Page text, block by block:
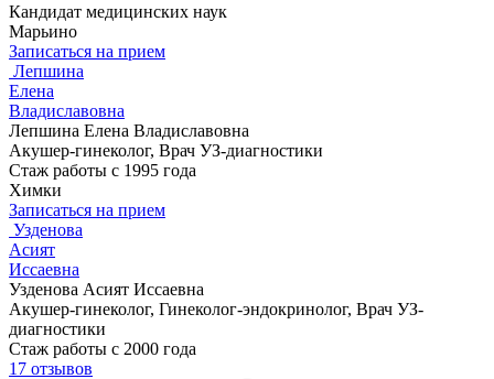
Кандидат медицинских наук
Марьино
Записаться на прием
Лепшина
Елена
Владиславовна
Лепшина Елена Владиславовна
Акушер-гинеколог, Врач УЗ-диагностики
Стаж работы с 1995 года
Химки
Записаться на прием
Узденова
Асият
Иссаевна
Узденова Асият Иссаевна
Акушер-гинеколог, Гинеколог-эндокринолог, Врач УЗ-
диагностики
Стаж работы с 2000 года
17 отзывов